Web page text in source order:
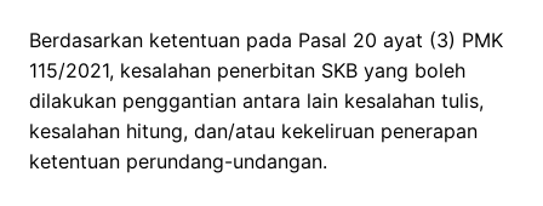
Berdasarkan ketentuan pada Pasal 20 ayat (3) PMK
115/2021, kesalahan penerbitan SKB yang boleh
dilakukan penggantian antara lain kesalahan tulis,
kesalahan hitung, dan/atau kekeliruan penerapan
ketentuan perundang-undangan.